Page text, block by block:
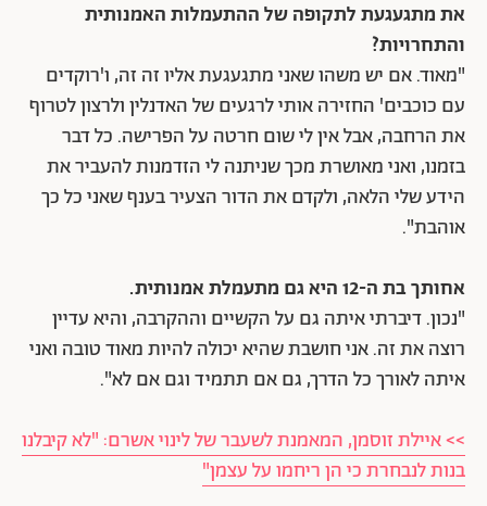
את מתגעגעת לתקופה של ההתעמלות האמנותית
והתחרויות?
"מאוד. אם יש משהו שאני מתגעגעת אליו זה זה, ו'רוקדים
עם כוכבים' החזירה אותי לרגעים של האדנלין ולרצון לטרוף
את הרחבה, אבל אין לי שום חרטה על הפרישה. כל דבר
בזמנו, ואני מאושרת מכך שניתנה לי הזדמנות להעביר את
הידע שלי הלאה, ולקדם את הדור הצעיר בענף שאני כל כך
אוהבת".
אחותך בת ה-12 היא גם מתעמלת אמנותית.
"נכון. דיברתי איתה גם על הקשיים וההקרבה, והיא עדיין
רוצה את זה. אני חושבת שהיא יכולה להיות מאוד טובה ואני
איתה לאורך כל הדרך, גם אם תתמיד וגם אם לא".
>> איילת זוסמן, המאמנת לשעבר של לינוי אשרם: "לא קיבלנו
בנות לנבחרת כי הן ריחמו על עצמן"